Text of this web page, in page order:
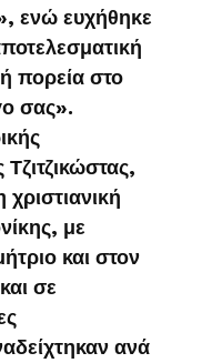
ενώ ευχήθηκε
πορεία στο
σας».
με
και στον
σε
ανά